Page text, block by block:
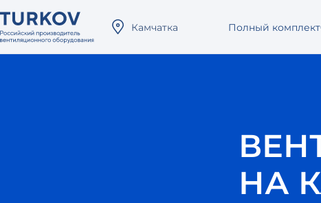
Камчатка Полный комплект
НА